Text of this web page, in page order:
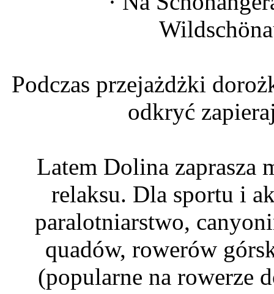
Podczas przejażdżki
odkryć
Latem Dolina zaprasza
relaksu. Dla sportu i
paralotniarstwo,
quadów, rowerów
(popularne na rowerze